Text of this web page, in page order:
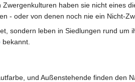
haben sie nicht eines
- oder von denen noch nie ein Nicht-
sondern leben in Siedlungen rund
bekannt.
und Außenstehende finden den